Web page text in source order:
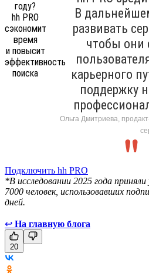
В
развивать
чтобы они
карьерного
поддержку
Ольга Дмитриева,
Подключить hh PRO
*В исследовании 2025 года
7000 человек, использовавших
дней.
↩ На главную блога
20